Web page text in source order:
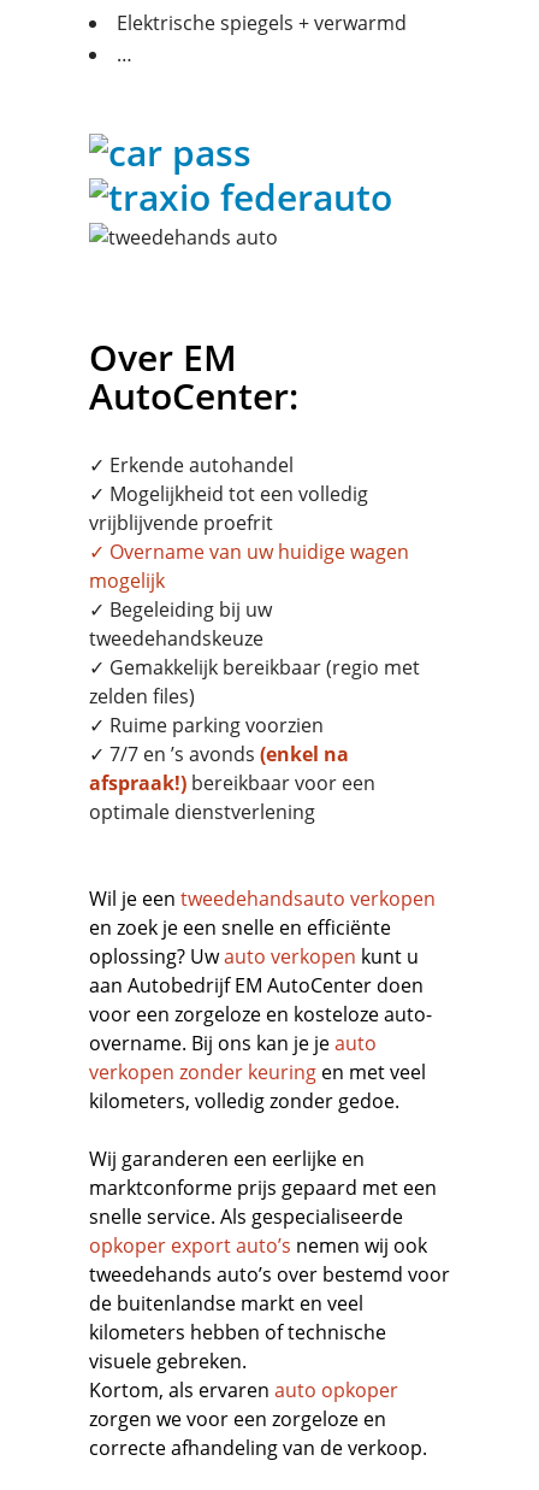
Elektrische spiegels + verwarmd
…
Over EM
AutoCenter:
✓ Erkende autohandel
✓ Mogelijkheid tot een volledig
vrijblijvende proefrit
✓ Overnamevan uw huidige wagen
mogelijk
✓ Begeleiding bij uw
tweedehandskeuze
✓ Gemakkelijk bereikbaar (regio met
zelden files)
✓ Ruime parking voorzien
✓ 7/7 en ’s avonds (enkel na
afspraak!) bereikbaar voor een
optimale dienstverlening
Wil je een tweedehandsauto verkopen
en zoek je een snelle en efficiënte
oplossing? Uwauto verkopen kunt u
aan Autobedrijf EM AutoCenter doen
voor een zorgeloze en kosteloze auto-
overname. Bij ons kan je jeauto
verkopen zonder keuring en met veel
kilometers, volledig zonder gedoe.
Wij garanderen een eerlijke en
marktconforme prijs gepaard met een
snelle service. Als gespecialiseerde
opkoper export auto’s nemen wij ook
tweedehands auto’s over bestemd voor
de buitenlandse markt en veel
kilometers hebben of technische
visuele gebreken.
Kortom, als ervaren auto opkoper
zorgen we voor een zorgeloze en
correcte afhandeling van de verkoop.